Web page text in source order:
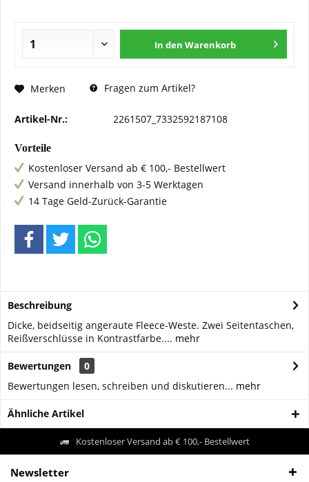
In den Warenkorb
Merken Fragen zum Artikel?
Artikel-Nr.: 2261507_7332592187108
Vorteile
Kostenloser Versand ab € 100,- Bestellwert
Versand innerhalb von 3-5 Werktagen
14 Tage Geld-Zurück-Garantie
Beschreibung
Dicke, beidseitig angeraute Fleece-Weste. Zwei Seitentaschen,
Reißverschlüsse in Kontrastfarbe.... mehr
Bewertungen
0
Bewertungen lesen, schreiben und diskutieren... mehr
Ähnliche Artikel
Kostenloser Versand ab € 100,- Bestellwert
Newsletter